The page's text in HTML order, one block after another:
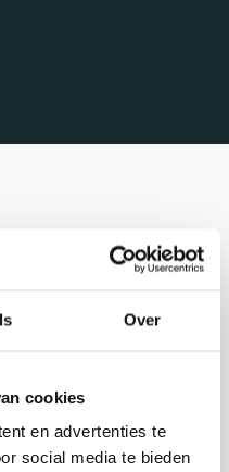
Over
cookies
en advertenties te
social media te bieden
uitgebreid assortiment. In plaats van
en kachels, investeren wij liever in
welke haard het beste in jouw situatie
te komen - we staan klaar met een
haarden?